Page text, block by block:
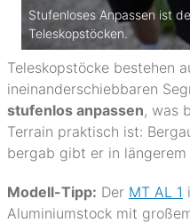
Stufenloses Anpassen ist
Teleskopstöcken.
Teleskopstöcke bestehen
ineinanderschiebbaren
stufenlos anpassen, was
Terrain praktisch ist:
bergab gibt er in
Modell-Tipp: Der MT AL 1
Aluminiumstock mit